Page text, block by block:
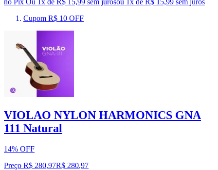
no Pix Ou 1x de R$ 15,99 sem jurosou x de R$ 15,99 sem juros
Cupom R$ 10 OFF
VIOLAO NYLON HARMONICS GNA
111 Natural
14% OFF
Preço R$ 280,97R$ 280,97